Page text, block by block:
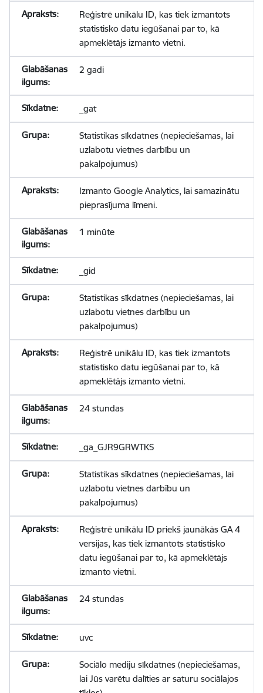
Reģistrē unikālu ID, kas tiek izmantots
statistisko datu iegūšanai par to, kā
apmeklētājs izmanto vietni.
2 gadi
_gat
Statistikas sīkdatnes (nepieciešamas, lai
uzlabotu vietnes darbību un
pakalpojumus)
Izmanto Google Analytics, lai samazinātu
pieprasījuma līmeni.
1 minūte
_gid
Statistikas sīkdatnes (nepieciešamas, lai
uzlabotu vietnes darbību un
pakalpojumus)
Reģistrē unikālu ID, kas tiek izmantots
statistisko datu iegūšanai par to, kā
apmeklētājs izmanto vietni.
24 stundas
_ga_GJR9GRWTKS
Statistikas sīkdatnes (nepieciešamas, lai
uzlabotu vietnes darbību un
pakalpojumus)
Reģistrē unikālu ID priekš jaunākās GA 4
versijas, kas tiek izmantots statistisko
datu iegūšanai par to, kā apmeklētājs
izmanto vietni.
24 stundas
uvc
Sociālo mediju sīkdatnes (nepieciešamas,
lai Jūs varētu dalīties ar saturu sociālajos